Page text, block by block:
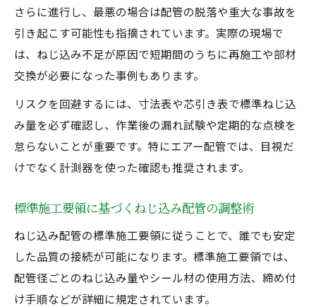
さらに進行し、最悪の場合は配管の脱落や重大な事故を
引き起こす可能性も指摘されています。実際の現場で
は、ねじ込み不足が原因で短期間のうちに再施工や部材
交換が必要になった事例もあります。
リスクを回避するには、寸法表や芯引き表で標準ねじ込
み量を必ず確認し、作業後の漏れ試験や定期的な点検を
怠らないことが重要です。特にエアー配管では、目視だ
けでなく計測器を使った確認も推奨されます。
標準施工要領に基づくねじ込み配管の調整術
ねじ込み配管の標準施工要領に従うことで、誰でも安定
した品質の接続が可能になります。標準施工要領では、
配管径ごとのねじ込み量やシール材の使用方法、締め付
け手順などが詳細に規定されています。